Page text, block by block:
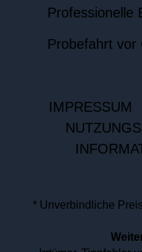
Professionelle
Probefahrt vor
IMPRESSUM
* Unverbindliche